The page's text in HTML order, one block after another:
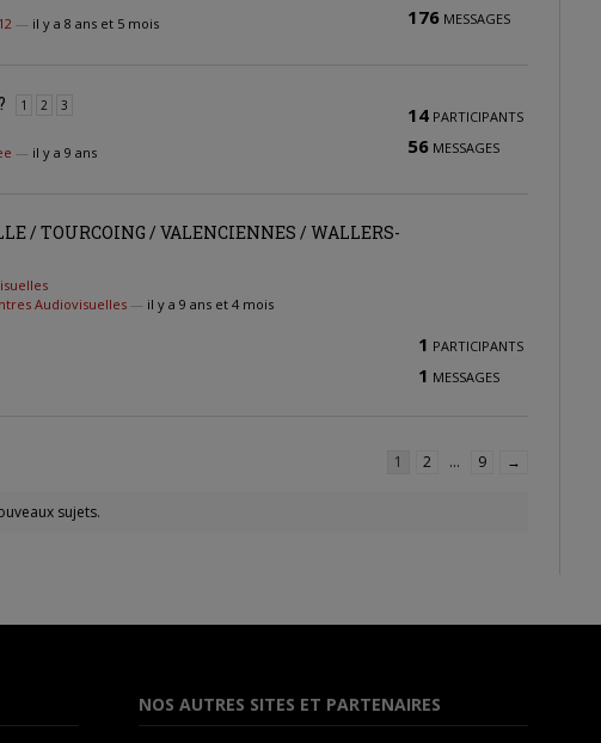
— il y a 8 ans et 5 mois 176 MESSAGES
1 2 3
— il y a 9 ans
14 PARTICIPANTS
56 MESSAGES
/ TOURCOING / VALENCIENNES / WALLERS-
Audiovisuelles — il y a 9 ans et 4 mois
1 PARTICIPANTS
1 MESSAGES
1 2 … 9 →
sujets.
NOS AUTRES SITES ET PARTENAIRES